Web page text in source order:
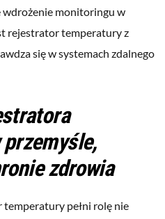
wdrożenie monitoringu w
rejestrator temperatury z
się w systemach zdalnego
zdrowia
pełni rolę nie